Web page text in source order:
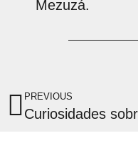
PREVIOUS